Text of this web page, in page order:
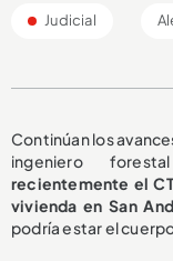
Judicial
Continúan los
ingeniero
recientemente el
vivienda en San
podría estar el